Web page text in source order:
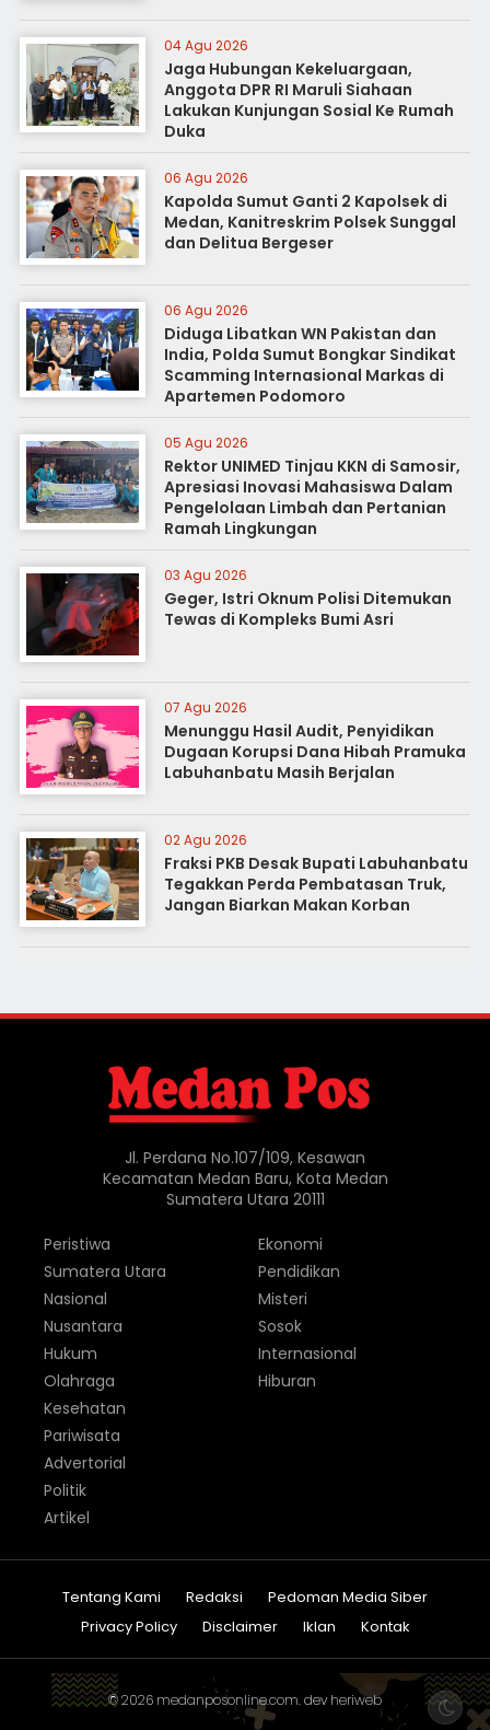
04 Agu 2026
Jaga Hubungan Kekeluargaan,
Anggota DPR RI Maruli Siahaan
Lakukan Kunjungan Sosial Ke Rumah
Duka
06 Agu 2026
Kapolda Sumut Ganti 2 Kapolsek di
Medan, Kanitreskrim Polsek Sunggal
dan Delitua Bergeser
06 Agu 2026
Diduga Libatkan WN Pakistan dan
India, Polda Sumut Bongkar Sindikat
Scamming Internasional Markas di
Apartemen Podomoro
05 Agu 2026
Rektor UNIMED Tinjau KKN di Samosir,
Apresiasi Inovasi Mahasiswa Dalam
Pengelolaan Limbah dan Pertanian
Ramah Lingkungan
03 Agu 2026
Geger, Istri Oknum Polisi Ditemukan
Tewas di Kompleks Bumi Asri
07 Agu 2026
Menunggu Hasil Audit, Penyidikan
Dugaan Korupsi Dana Hibah Pramuka
Labuhanbatu Masih Berjalan
02 Agu 2026
Fraksi PKB Desak Bupati Labuhanbatu
Tegakkan Perda Pembatasan Truk,
Jangan Biarkan Makan Korban
Jl. Perdana No.107/109, Kesawan
Kecamatan Medan Baru, Kota Medan
Sumatera Utara 20111
Peristiwa
Sumatera Utara
Nasional
Nusantara
Hukum
Olahraga
Ekonomi
Pendidikan
Misteri
Sosok
Internasional
Hiburan
Kesehatan
Pariwisata
Advertorial
Politik
Artikel
Tentang Kami Redaksi
Pedoman Media Siber
Privacy Policy
Disclaimer Iklan Kontak
© 2026 medanposonline.com. dev heriweb